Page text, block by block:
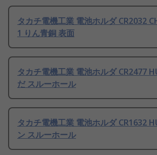
タカチ電機工業 電池ホルダ CR2032
1 りん青銅 表面
タカチ電機工業 電池ホルダ CR2477
だ スルーホール
タカチ電機工業 電池ホルダ CR1632
ン スルーホール